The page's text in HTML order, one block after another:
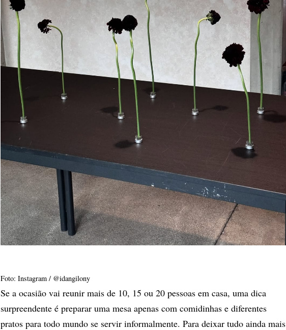
Foto: Instagram / @idangilony
Se a ocasião vai reunir mais de 10, 15 ou 20 pessoas em casa, uma dica
surpreendente é preparar uma mesa apenas com comidinhas e diferentes
pratos para todo mundo se servir informalmente. Para deixar tudo ainda mais